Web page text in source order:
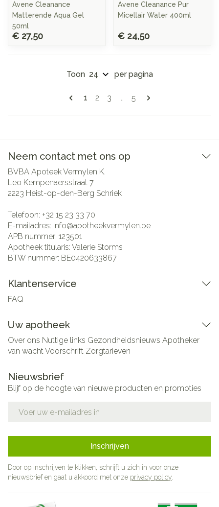
Avene Cleanance
Matterende Aqua Gel
50ml
€ 27,50
Avene Cleanance Pur
Micellair Water 400ml
€ 24,50
Pagina's
U lees momenteel pagina
1 Pagina
2 Pagina
3 ... Pagina
5
Toon per pagina
Neem contact met ons op
BVBA Apoteek Vermylen K.
Leo Kempenaersstraat 7
2223 Heist-op-den-Berg Schriek
Telefoon: +32 15 23 33 70
E-mailadres: info@apotheekvermylen.be
APB nummer: 123501
Apotheek titularis: Valerie Storms
BTW nummer: BE0420633867
Klantenservice
FAQ
Uw apotheek
Over ons Nuttige links Gezondheidsnieuws Apotheker
van wachtVoorschrift Zorgtarieven
Nieuwsbrief
Blijf op de hoogte van nieuwe producten en promoties
Inschrijven
Door op inschrijven te klikken, schrijft u zich in voor onze
nieuwsbrief en gaat u akkoord met onze privacy policy